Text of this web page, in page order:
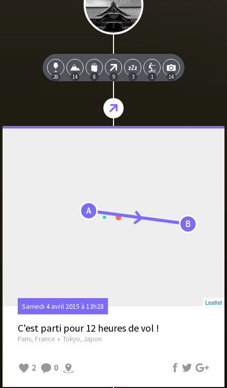
26 14 8 9 3 1 14
A
B
Leaflet
Samedi 4 avril 2015 à 13h28
C'est parti pour 12 heures de vol !
Paris, France › Tokyo, Japon
2 0